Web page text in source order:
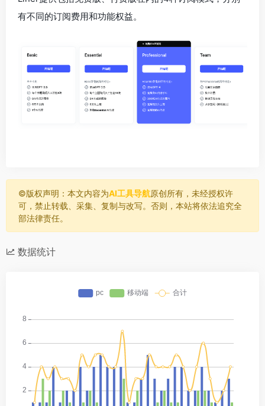
有不同的订阅费用和功能权益。
©️版权声明：本文内容为AI工具导航原创所有，未经授权许
可，禁止转载、采集、复制与改写。否则，本站将依法追究全
部法律责任。
数据统计